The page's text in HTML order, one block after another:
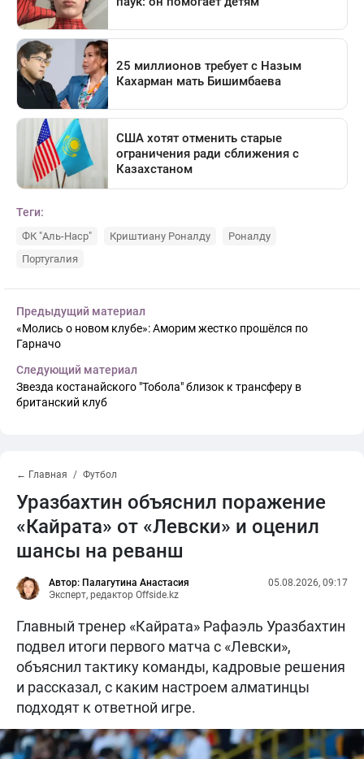
Теги:
ФК "Аль-Наср" Криштиану Роналду
Роналду
Португалия
Предыдущий материал
«Молись о новом клубе»: Аморим жестко прошёлся по
Гарначо
Следующий материал
Звезда костанайского "Тобола" близок к трансферу в
британский клуб
← Главная Футбол
Уразбахтин объяснил поражение
«Кайрата» от «Левски» и оценил
шансы на реванш
Автор: Палагутина Анастасия
Эксперт, редактор Offside.kz
05.08.2026, 09:17
Главный тренер «Кайрата» Рафаэль Уразбахтин
подвел итоги первого матча с «Левски»,
объяснил тактику команды, кадровые решения
и рассказал, с каким настроем алматинцы
подходят к ответной игре.